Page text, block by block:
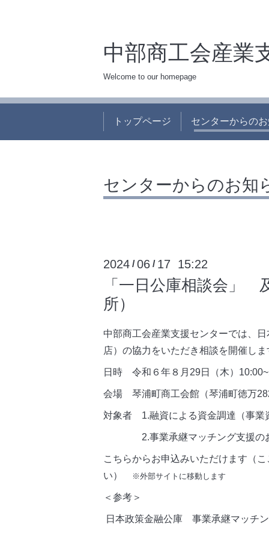
中部商工会産業
Welcome to our homepage
トップページ センターからの
センターからのお知
2024 /06 / 17 15:22
「一日公庫相談会」
所）
中部商工会産業支援センターでは、
店）の協力をいただき相談を開催しま
日時 令和６年８月29日（木）
会場 琴浦町商工会館（琴浦町徳万
対象者 1.融資による資金調達（事業
2.事業承継マッチング支援のお
こちらからお申込みいただけます（
い）
※外部サイトに移動します
＜参考＞
日本政策金融公庫 事業承継マッチ